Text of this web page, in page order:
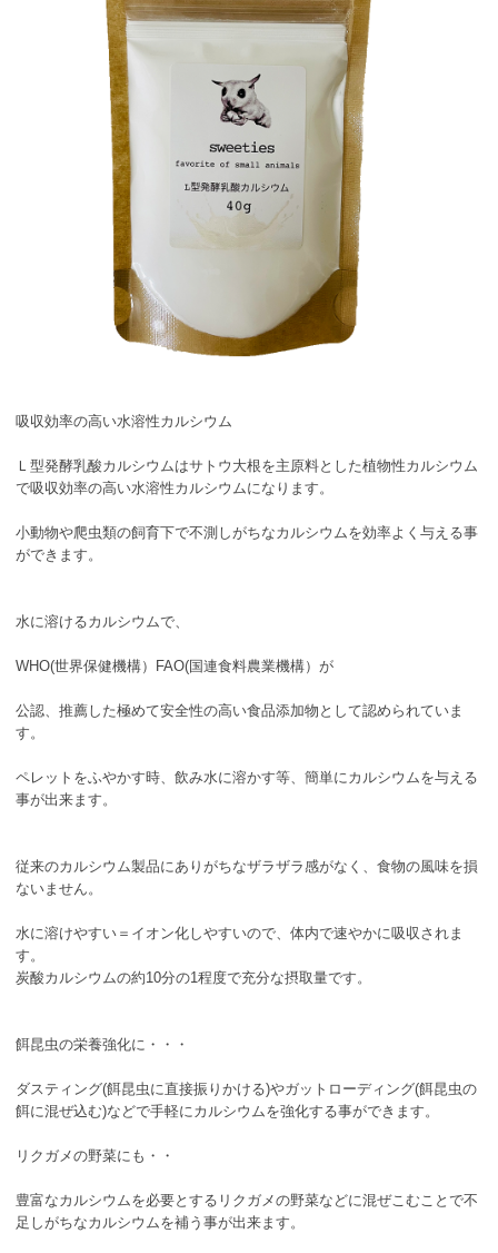
吸収効率の高い水溶性カルシウム
Ｌ型発酵乳酸カルシウムはサトウ大根を主原料とした植物性カルシウム
で吸収効率の高い水溶性カルシウムになります。
小動物や爬虫類の飼育下で不測しがちなカルシウムを効率よく与える事
ができます。
水に溶けるカルシウムで、
WHO(世界保健機構）FAO(国連食料農業機構）が
公認、推薦した極めて安全性の高い食品添加物として認められていま
す。
ペレットをふやかす時、飲み水に溶かす等、簡単にカルシウムを与える
事が出来ます。
従来のカルシウム製品にありがちなザラザラ感がなく、食物の風味を損
ないません。
水に溶けやすい＝イオン化しやすいので、体内で速やかに吸収されま
す。
炭酸カルシウムの約10分の1程度で充分な摂取量です。
餌昆虫の栄養強化に・・・
ダスティング(餌昆虫に直接振りかける)やガットローディング(餌昆虫の
餌に混ぜ込む)などで手軽にカルシウムを強化する事ができます。
リクガメの野菜にも・・
豊富なカルシウムを必要とするリクガメの野菜などに混ぜこむことで不
足しがちなカルシウムを補う事が出来ます。